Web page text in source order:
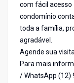
com fácil acesso
condomínio
toda a família,
agradável.
Agende sua
Para mais
/ WhatsApp (12)